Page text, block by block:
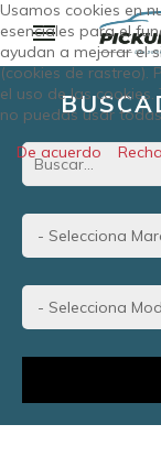
Usamos cookies en
esenciales para el
ayudan a mejorar el
(cookies de rastreo).
el uso de las
no puedas usar
De acuerdo